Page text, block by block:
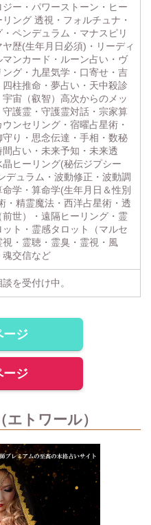
ジー・パワーストーン・ヒー
リング 透視・フォルチュナ・
ペンデュラム・マナスピリ
歴(生年月日必須)・リーディ
マンカード・ルーン占い・ヴ
ング・九星気学・口寄せ・吉
柱推命・夢占い・天中殺診
宙（叡智）高次からのメッ
守護霊・守護霊対話・宗家算
ンセリング・宿曜占星術・
守り・思念伝達・手相・数秘
占い・未来予知・未来透
ヒーリング(秘伝ジプシー
デュラム・波動修正・波動調
学・算命学(生年月日＆性別
・精霊魔法・西洋占星術・透
世）・遠隔ヒーリング・霊
ット・霊感タロット（マルセ
視・霊聴・霊臭・霊視・風
魂交信など
を受付け中。
ージ
ージ
トワール）